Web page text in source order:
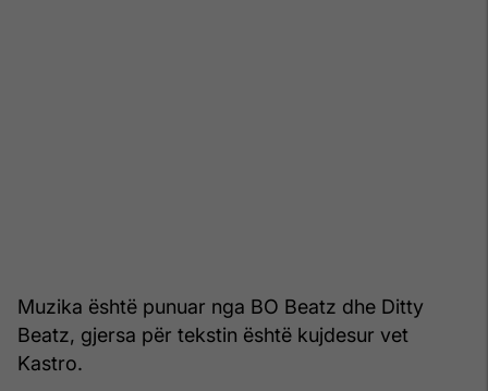
Muzika është punuar nga BO Beatz dhe Ditty
Beatz, gjersa për tekstin është kujdesur vet
Kastro.